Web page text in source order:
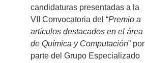
candidaturas presentadas a la
VII Convocatoria del “Premio a
artículos destacados en el área
de Química y Computación” por
parte del Grupo Especializado